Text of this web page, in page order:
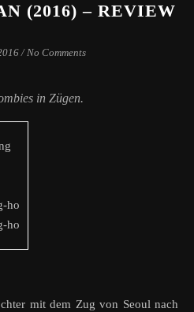
(2016) – REVIEW
/ No Comments
in Zügen.
ho
ho
mit dem Zug von Seoul nach